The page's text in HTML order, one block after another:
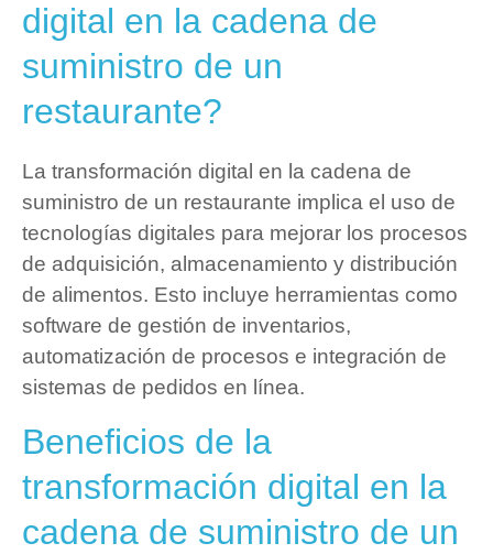
digital en la cadena de
suministro de un
restaurante?
La transformación digital en la cadena de
suministro de un restaurante implica el uso de
tecnologías digitales para mejorar los procesos
de adquisición, almacenamiento y distribución
de alimentos. Esto incluye herramientas como
software de gestión de inventarios,
automatización de procesos e integración de
sistemas de pedidos en línea.
Beneficios de la
transformación digital en la
cadena de suministro de un